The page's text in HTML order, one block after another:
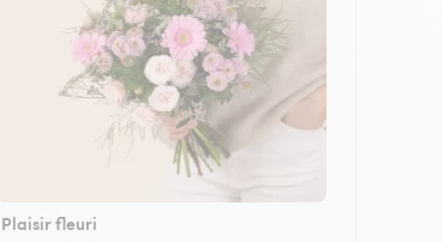
Plaisir fleuri